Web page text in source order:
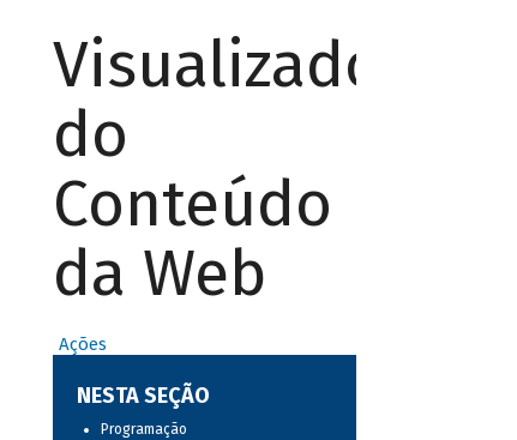
Visualizador
do
Conteúdo
da Web
Ações
NESTA SEÇÃO
Programação